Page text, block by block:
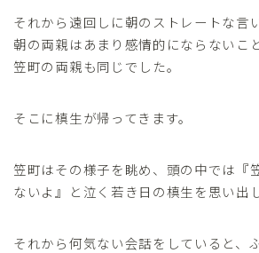
それから遠回しに朝のストレートな言
朝の両親はあまり感情的にならないこ
笠町の両親も同じでした。
そこに槙生が帰ってきます。
笠町はその様子を眺め、頭の中では『
ないよ』と泣く若き日の槙生を思い出
それから何気ない会話をしていると、